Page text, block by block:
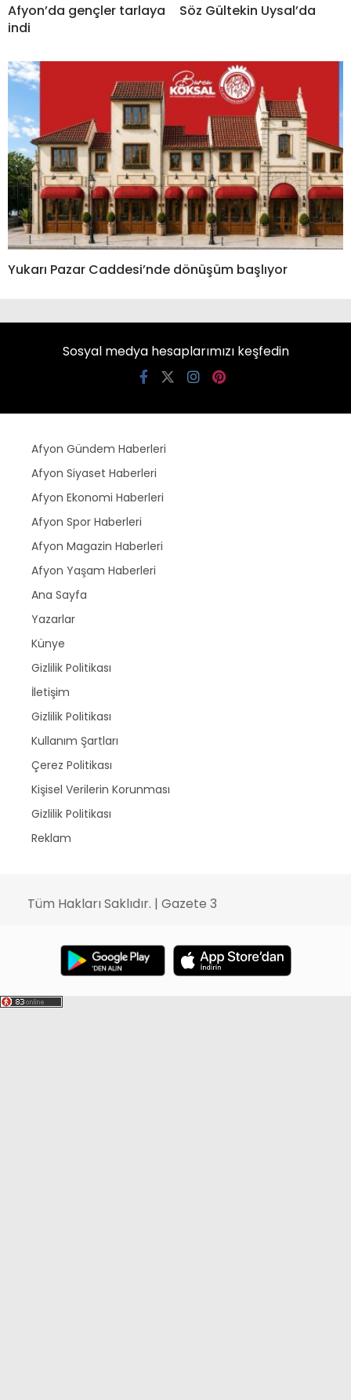
Afyon’da gençler tarlaya
indi
Söz Gültekin Uysal’da
Yukarı Pazar Caddesi’nde dönüşüm başlıyor
Sosyal medya hesaplarımızı keşfedin
Afyon Gündem Haberleri
Afyon Siyaset Haberleri
Afyon Ekonomi Haberleri
Afyon Spor Haberleri
Afyon Magazin Haberleri
Afyon Yaşam Haberleri
Ana Sayfa
Yazarlar
Künye
Gizlilik Politikası
İletişim
Gizlilik Politikası
Kullanım Şartları
Çerez Politikası
Kişisel Verilerin Korunması
Gizlilik Politikası
Reklam
Tüm Hakları Saklıdır. | Gazete 3